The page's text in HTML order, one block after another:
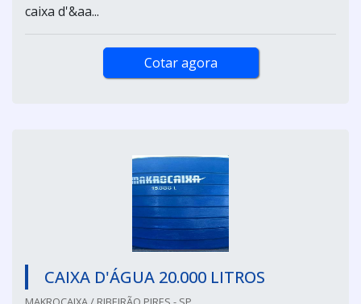
caixa d'&aa...
Cotar agora
CAIXA D'ÁGUA 20.000 LITROS